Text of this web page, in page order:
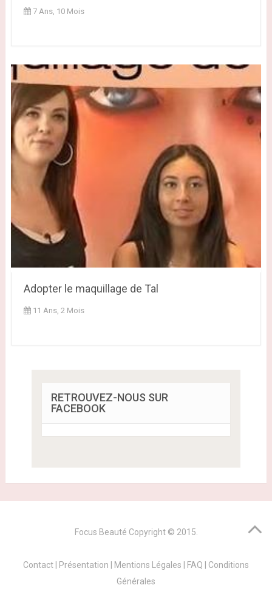
7 Ans, 10 Mois
Adopter le maquillage de Tal
11 Ans, 2 Mois
RETROUVEZ-NOUS SUR
FACEBOOK
Focus Beauté Copyright © 2015.
Contact Présentation Mentions Légales FAQ
Conditions
Générales